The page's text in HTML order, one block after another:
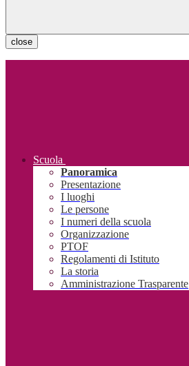
close
Scuola
Panoramica
Presentazione
I luoghi
Le persone
I numeri della scuola
Organizzazione
PTOF
Regolamenti di Istituto
La storia
Amministrazione Trasparente